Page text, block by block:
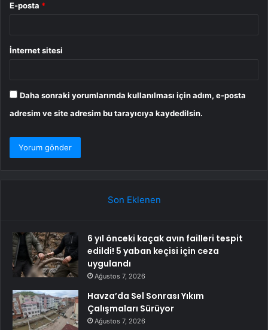
E-posta *
İnternet sitesi
Daha sonraki yorumlarımda kullanılması için adım, e-posta
adresim ve site adresim bu tarayıcıya kaydedilsin.
Son Eklenen
6 yıl önceki kaçak avın failleri tespit
edildi! 5 yaban keçisi için ceza
uygulandı
Ağustos 7, 2026
Havza’da Sel Sonrası Yıkım
Çalışmaları Sürüyor
Ağustos 7, 2026